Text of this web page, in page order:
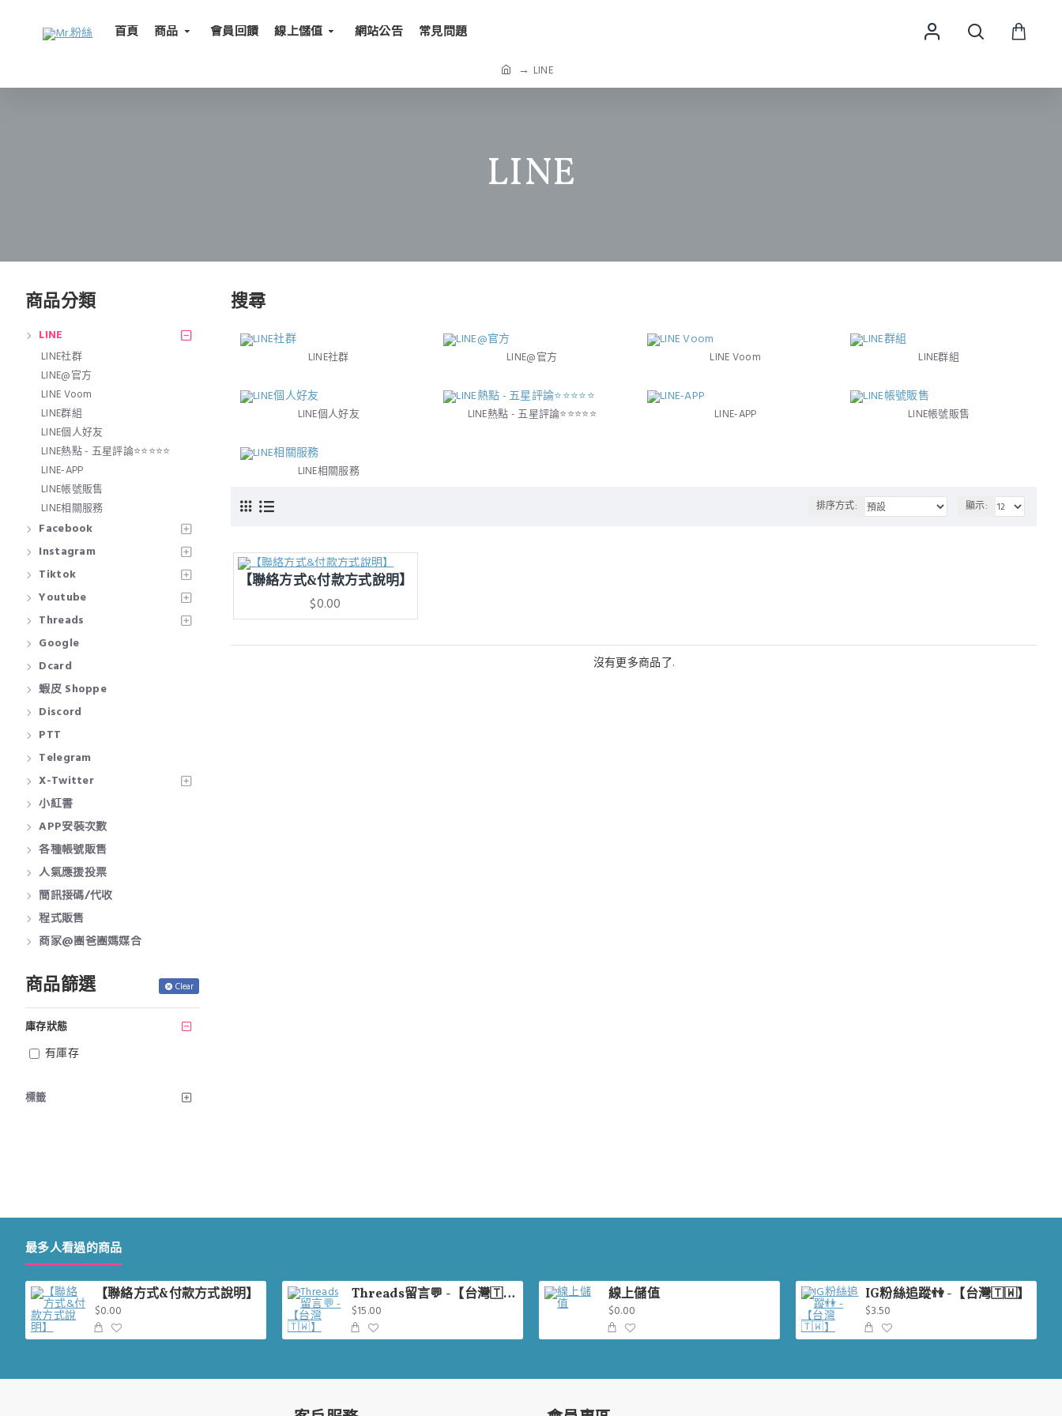
首頁 商品 會員回饋 線上儲值 網站公告 常見問題
LINE
LINE
商品分類
LINE
LINE社群
LINE@官方
LINE Voom
LINE群組
LINE個人好友
LINE熱點 - 五星評論⭐⭐⭐⭐⭐
LINE-APP
LINE帳號販售
LINE相關服務
Facebook
Instagram
Tiktok
Youtube
Threads
Google
Dcard
蝦皮 Shoppe
Discord
PTT
Telegram
X-Twitter
小紅書
APP安裝次數
各種帳號販售
人氣應援投票
簡訊接碼/代收
程式販售
商家@團爸團媽媒合
商品篩選 Clear
標籤
庫存狀態
有庫存
搜尋
LINE社群 LINE@官方 LINE Voom LINE群組
LINE個人好友 LINE熱點 - 五星評論⭐⭐⭐⭐⭐ LINE-APP LINE帳號販售
LINE相關服務
排序方式: 顯示:
【聯絡方式&付款方式說明】
$0.00
沒有更多商品了.
最多人看過的商品
【聯絡方式&付款方式說明】
$0.00
Threads留言💬 -【台灣🇹🇼】
$15.00
線上儲值
$0.00
IG粉絲追蹤👫 -【台灣🇹🇼】
$3.50